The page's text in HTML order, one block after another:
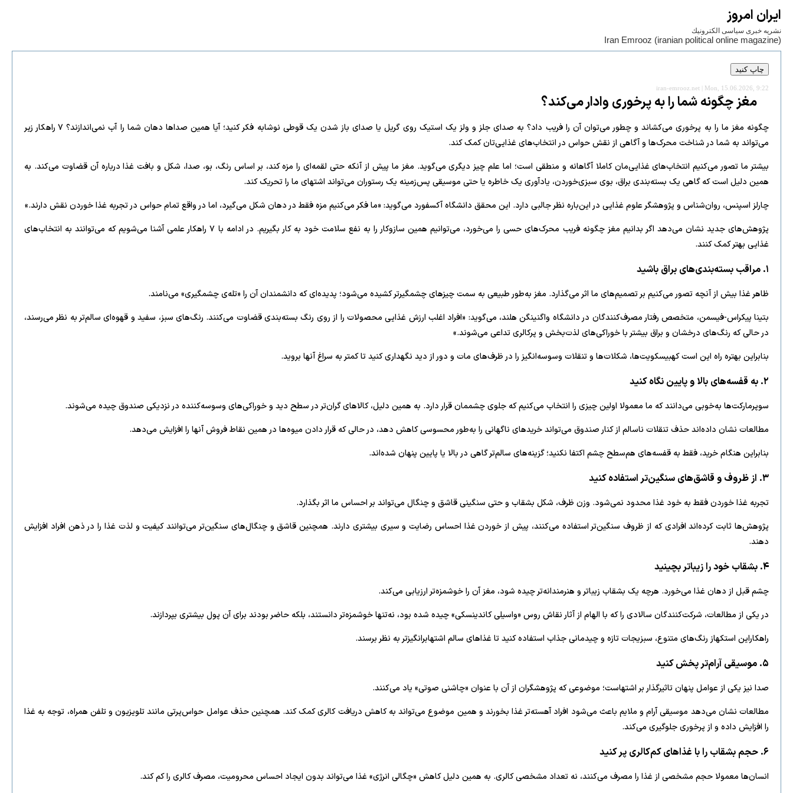
ايران امروز
نشريه خبری سياسی الكترونيك
Iran Emrooz (iranian political online magazine)
iran-emrooz.net | Mon, 15.06.2026, 9:22
مغز چگونه شما را به پرخوری وادار می‌کند؟
چگونه مغز ما را به پرخوری می‌کشاند و چطور می‌توان آن را فریب داد؟ به صدای جلز و ولز یک استیک روی گریل یا صدای باز شدن یک قوطی نوشابه فکر کنید؛ آیا همین صداها دهان شما را آب نمی‌اندازند؟ ۷ راهکار زیر
می‌تواند به شما در شناخت محرک‌ها و آگاهی از نقش حواس در انتخاب‌های غذایی‌تان کمک کند.
بیشتر ما تصور می‌کنیم انتخاب‌های غذایی‌مان کاملا آگاهانه و منطقی است؛ اما علم چیز دیگری می‌گوید. مغز ما پیش از آنکه حتی لقمه‌ای را مزه کند، بر اساس رنگ، بو، صدا، شکل و بافت غذا درباره آن قضاوت می‌کند. به
همین دلیل است که گاهی یک بسته‌بندی براق، بوی سبزی‌خوردن، یادآوری یک خاطره یا حتی موسیقی پس‌زمینه یک رستوران می‌تواند اشتهای ما را تحریک کند.
چارلز اسپنس، روان‌شناس و پژوهشگر علوم غذایی در این‌باره نظر جالبی دارد. این محقق دانشگاه آکسفورد می‌گوید: «ما فکر می‌کنیم مزه فقط در دهان شکل می‌گیرد، اما در واقع تمام حواس در تجربه غذا خوردن نقش دارند.»
پژوهش‌های جدید نشان می‌دهد اگر بدانیم مغز چگونه فریب محرک‌های حسی را می‌خورد، می‌توانیم همین سازوکار را به نفع سلامت خود به کار بگیریم. در ادامه با ۷ راهکار علمی آشنا می‌شویم که می‌توانند به انتخاب‌های
غذایی بهتر کمک کنند.
۱. مراقب بسته‌بندی‌های براق باشید
ظاهر غذا بیش از آنچه تصور می‌کنیم بر تصمیم‌های ما اثر می‌گذارد. مغز به‌طور طبیعی به سمت چیزهای چشمگیرتر کشیده می‌شود؛ پدیده‌ای که دانشمندان آن را «تله‌ی چشمگیری» می‌نامند.
بتینا پیکراس-فیسمن، متخصص رفتار مصرف‌کنندگان در دانشگاه واگنینگن هلند، می‌گوید: «افراد اغلب ارزش غذایی محصولات را از روی رنگ بسته‌بندی قضاوت می‌کنند. رنگ‌های سبز، سفید و قهوه‌ای سالم‌تر به نظر می‌رسند،
در حالی که رنگ‌های درخشان و براق بیشتر با خوراکی‌های لذت‌بخش و پرکالری تداعی می‌شوند.»
بنابراین بهتره راه این است کهبیسکویت‌ها، شکلات‌ها و تنقلات وسوسه‌انگیز را در ظرف‌های مات و دور از دید نگهداری کنید تا کمتر به سراغ آنها بروید.
۲. به قفسه‌های بالا و پایین نگاه کنید
سوپرمارکت‌ها به‌خوبی می‌دانند که ما معمولا اولین چیزی را انتخاب می‌کنیم که جلوی چشممان قرار دارد. به همین دلیل، کالاهای گران‌تر در سطح دید و خوراکی‌های وسوسه‌کننده در نزدیکی صندوق چیده می‌شوند.
مطالعات نشان داده‌اند حذف تنقلات ناسالم از کنار صندوق می‌تواند خریدهای ناگهانی را به‌طور محسوسی کاهش دهد، در حالی که قرار دادن میوه‌ها در همین نقاط فروش آنها را افزایش می‌دهد.
بنابراین هنگام خرید، فقط به قفسه‌های هم‌سطح چشم اکتفا نکنید؛ گزینه‌های سالم‌تر گاهی در بالا یا پایین پنهان شده‌اند.
۳. از ظروف و قاشق‌های سنگین‌تر استفاده کنید
تجربه غذا خوردن فقط به خود غذا محدود نمی‌شود. وزن ظرف، شکل بشقاب و حتی سنگینی قاشق و چنگال می‌تواند بر احساس ما اثر بگذارد.
پژوهش‌ها ثابت کرده‌اند افرادی که از ظروف سنگین‌تر استفاده می‌کنند، پیش از خوردن غذا احساس رضایت و سیری بیشتری دارند. همچنین قاشق و چنگال‌های سنگین‌تر می‌توانند کیفیت و لذت غذا را در ذهن افراد افزایش
دهند.
۴. بشقاب خود را زیباتر بچینید
چشم قبل از دهان غذا می‌خورد. هرچه یک بشقاب زیباتر و هنرمندانه‌تر چیده شود، مغز آن را خوشمزه‌تر ارزیابی می‌کند.
در یکی از مطالعات، شرکت‌کنندگان سالادی را که با الهام از آثار نقاش روس «واسیلی کاندینسکی» چیده شده بود، نه‌تنها خوشمزه‌تر دانستند، بلکه حاضر بودند برای آن پول بیشتری بپردازند.
راهکاراین استکهاز رنگ‌های متنوع، سبزیجات تازه و چیدمانی جذاب استفاده کنید تا غذاهای سالم اشتهابرانگیزتر به نظر برسند.
۵. موسیقی آرام‌تر پخش کنید
صدا نیز یکی از عوامل پنهان تاثیرگذار بر اشتهاست؛ موضوعی که پژوهشگران از آن با عنوان «چاشنی صوتی» یاد می‌کنند.
مطالعات نشان می‌دهد موسیقی آرام و ملایم باعث می‌شود افراد آهسته‌تر غذا بخورند و همین موضوع می‌تواند به کاهش دریافت کالری کمک کند. همچنین حذف عوامل حواس‌پرتی مانند تلویزیون و تلفن همراه، توجه به غذا
را افزایش داده و از پرخوری جلوگیری می‌کند.
۶. حجم بشقاب را با غذاهای کم‌کالری پر کنید
انسان‌ها معمولا حجم مشخصی از غذا را مصرف می‌کنند، نه تعداد مشخصی کالری. به همین دلیل کاهش «چگالی انرژی» غذا می‌تواند بدون ایجاد احساس محرومیت، مصرف کالری را کم کند.